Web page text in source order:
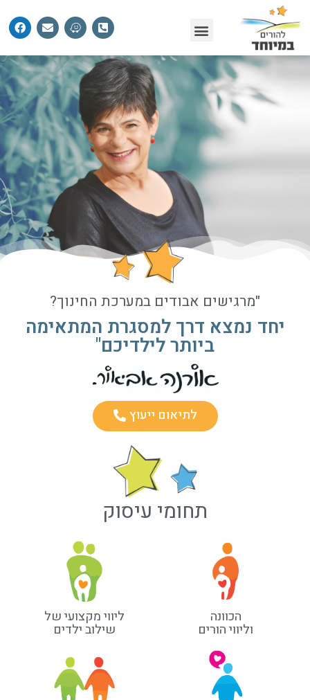
"מרגישים אבודים במערכת החינוך?
יחד נמצא דרך למסגרת המתאימה
ביותר לילדיכם"
לתיאום ייעוץ
תחומי עיסוק
הכוונה
וליווי הורים
ליווי מקצועי של
שילוב ילדים